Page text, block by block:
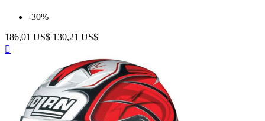
-30%
186,01 US$ 130,21 US$
